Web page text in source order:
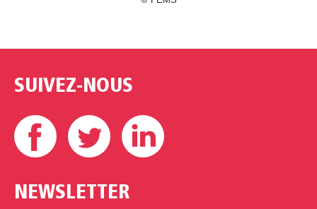
SUIVEZ-NOUS
Facebook Twitter
NEWSLETTER